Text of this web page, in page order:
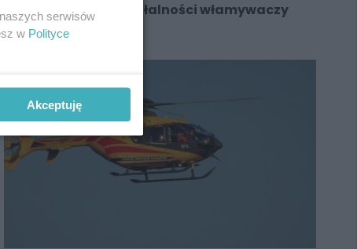
Wzmożony czas działalności włamywaczy
serwisów
w Polityce
Akceptuję